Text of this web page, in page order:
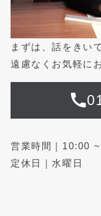
まずは、話をきい
遠慮なくお気軽に
営業時間｜10:00
定休日｜水曜日